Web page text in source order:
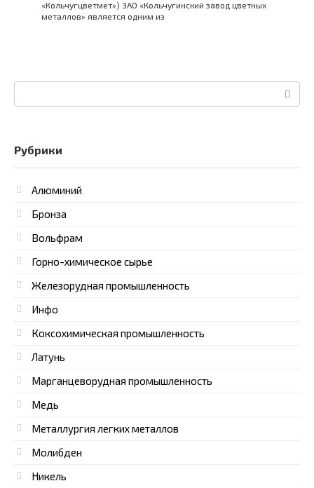
«Кольчугцветмет») ЗАО «Кольчугинский завод цветных
металлов» является одним из
Поиск:
Рубрики
Алюминий
Бронза
Вольфрам
Горно-химическое сырье
Железорудная промышленность
Инфо
Коксохимическая промышленность
Латунь
Марганцеворудная промышленность
Медь
Металлургия легких металлов
Молибден
Никель